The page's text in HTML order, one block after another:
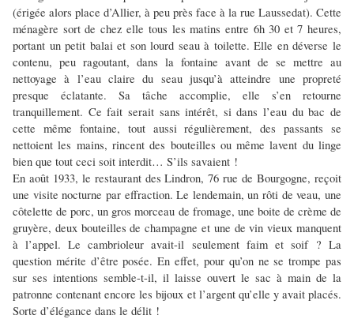
(érigée alors place d’Allier, à peu près face à la rue Laussedat). Cette
ménagère sort de chez elle tous les matins entre 6h 30 et 7 heures,
portant un petit balai et son lourd seau à toilette. Elle en déverse le
contenu, peu ragoutant, dans la fontaine avant de se mettre au
nettoyage à l’eau claire du seau jusqu’à atteindre une propreté
presque éclatante. Sa tâche accomplie, elle s’en retourne
tranquillement. Ce fait serait sans intérêt, si dans l’eau du bac de
cette même fontaine, tout aussi régulièrement, des passants se
nettoient les mains, rincent des bouteilles ou même lavent du linge
bien que tout ceci soit interdit… S’ils savaient !
En août 1933, le restaurant des Lindron, 76 rue de Bourgogne, reçoit
une visite nocturne par effraction. Le lendemain, un rôti de veau, une
côtelette de porc, un gros morceau de fromage, une boite de crème de
gruyère, deux bouteilles de champagne et une de vin vieux manquent
à l’appel. Le cambrioleur avait-il seulement faim et soif ? La
question mérite d’être posée. En effet, pour qu’on ne se trompe pas
sur ses intentions semble-t-il, il laisse ouvert le sac à main de la
patronne contenant encore les bijoux et l’argent qu’elle y avait placés.
Sorte d’élégance dans le délit !